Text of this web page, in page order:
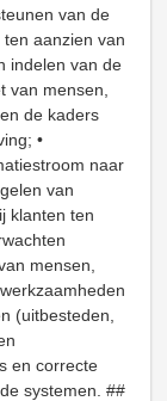
van de
aanzien van
indelen van de
van mensen,
de kaders
•
naar
van
klanten ten
mensen,
(uitbesteden,
en correcte
systemen. ##